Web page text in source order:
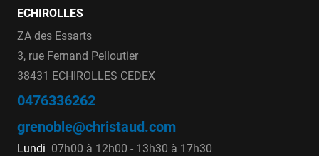
ECHIROLLES
ZA des Essarts
3, rue Fernand Pelloutier
38431 ECHIROLLES CEDEX
0476336262
grenoble@christaud.com
Lundi 07h00 à 12h00 - 13h30 à 17h30